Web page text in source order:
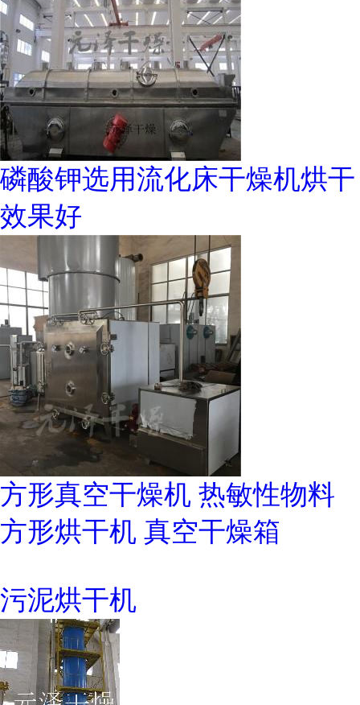
磷酸钾选用流化床干燥机烘干
效果好
方形真空干燥机 热敏性物料
方形烘干机 真空干燥箱
污泥烘干机